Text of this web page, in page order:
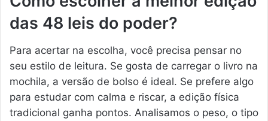
das 48 leis do poder?
Para acertar na escolha, você precisa pensar no
seu estilo de leitura. Se gosta de carregar o livro na
mochila, a versão de bolso é ideal. Se prefere algo
para estudar com calma e riscar, a edição física
tradicional ganha pontos. Analisamos o peso, o tipo